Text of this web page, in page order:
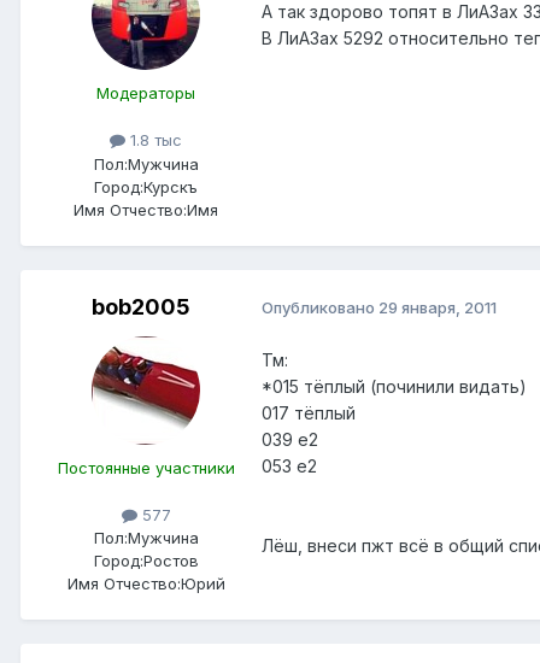
Модераторы
1.8 тыс
Пол:Мужчина
Город:Курскъ
Имя Отчество:Имя
А так здорово топят в ЛиАЗах
В ЛиАЗах 5292 относительно
bob2005
Постоянные участники
577
Пол:Мужчина
Город:Ростов
Имя Отчество:Юрий
Опубликовано 29 января, 2011
Тм:
*015 тёплый (починили видать)
017 тёплый
039 е2
053 е2
Лёш, внеси пжт всё в общий